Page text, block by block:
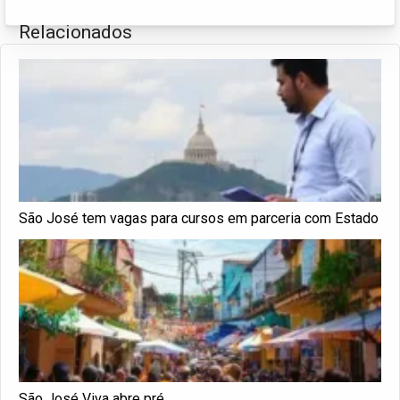
Relacionados
São José tem vagas para cursos em parceria com Estado